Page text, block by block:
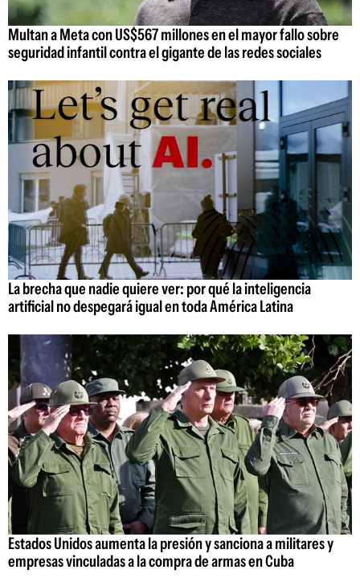
Multan a Meta con US$567 millones en el mayor fallo sobre
seguridad infantil contra el gigante de las redes sociales
La brecha que nadie quiere ver: por qué la inteligencia
artificial no despegará igual en toda América Latina
Estados Unidos aumenta la presión y sanciona a militares y
empresas vinculadas a la compra de armas en Cuba